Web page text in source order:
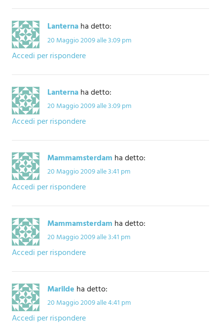
Lanternaha detto:
20 Maggio 2009 alle 3:09 pm
Accedi per rispondere
Lanternaha detto:
20 Maggio 2009 alle 3:09 pm
Accedi per rispondere
Mammamsterdam ha detto:
20 Maggio 2009 alle 3:41 pm
Accedi per rispondere
Mammamsterdam ha detto:
20 Maggio 2009 alle 3:41 pm
Accedi per rispondere
Marilde ha detto:
20 Maggio 2009 alle 4:41 pm
Accedi per rispondere